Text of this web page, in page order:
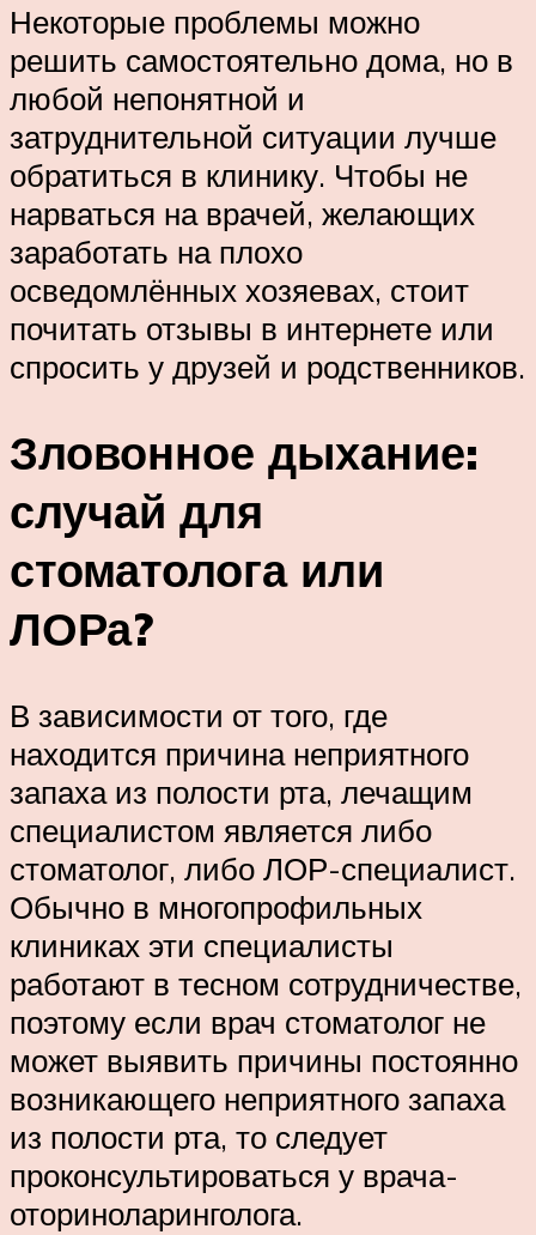
Некоторые проблемы можно
решить самостоятельно дома, но в
любой непонятной и
затруднительной ситуации лучше
обратиться в клинику. Чтобы не
нарваться на врачей, желающих
заработать на плохо
осведомлённых хозяевах, стоит
почитать отзывы в интернете или
спросить у друзей и родственников.
Зловонное дыхание:
случай для
стоматолога или
ЛОРа?
В зависимости от того, где
находится причина неприятного
запаха из полости рта, лечащим
специалистом является либо
стоматолог, либо ЛОР-специалист.
Обычно в многопрофильных
клиниках эти специалисты
работают в тесном сотрудничестве,
поэтому если врач стоматолог не
может выявить причины постоянно
возникающего неприятного запаха
из полости рта, то следует
проконсультироваться у врача-
оториноларинголога.